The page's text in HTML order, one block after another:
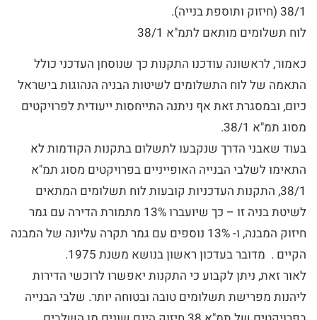
38/1 (חיזוק ותוספת בנייה).
לוח תשלומים מותאם לתמ"א 38/1
כאמור, לראשונה עודכנו התקנות כך שנוסחן העדכני כולל
התאמה של לוח התשלומים לשיטות הבניה הנהוגות בישראל
כיום, ובמסגרת זאת אף ניתנה התייחסות ייעודית לפרויקטים
מסוג תמ"א 38/1.
בעוד שאבני הדרך שנקבעו לתשלום בתקנות הקודמות לא
התאימו לשלבי הבנייה האופייניים בפרויקטים מסוג תמ"א
38/1, התקנות העדכניות קובעות לוח תשלומים המתאים
לשיטת בניה זו – כך שיועברו 13% מתמורת הדירה עם גמר
חיזוק המבנה, ו- 13% נוספים עם גמר תקרה עליונה של המבנה
הקיים . מדובר בעדכון ראשון בנושא משנת 1975.
לאור זאת, ניתן לקבוע כי התקנות יאפשרו לרוכשי הדירות
ליהנות מפרישת תשלומים טובה ובטוחה יותר. שלבי הבנייה